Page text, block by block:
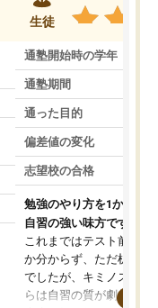
生徒
通塾開始時の学年
通塾期間
通った目的
偏差値の変化
志望校の合格
勉強のやり方を1から教
自習の強い味方です。
これまではテスト前に何
か分からず、ただ机に座
でしたが、キミノスクー
らは自習の質が劇的に変